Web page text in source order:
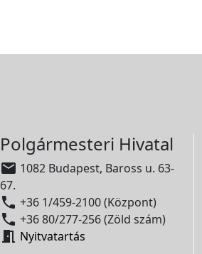
Polgármesteri Hivatal
 1082 Budapest, Baross u. 63-
67.
 +36 1/459-2100 (Központ)
 +36 80/277-256 (Zöld szám)
 Nyitvatartás